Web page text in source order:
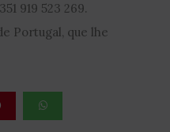
919 523 269.
Portugal, que lhe